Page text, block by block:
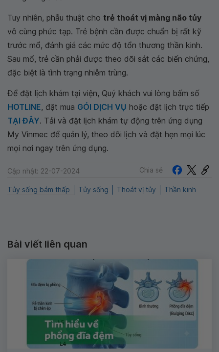
Tuy nhiên, phẫu thuật cho trẻ thoát vị màng não tủy
vô cùng phức tạp. Trẻ bệnh cần được chuẩn bị rất kỹ
trước mổ, đánh giá các mức độ tổn thương thần kinh.
Sau mổ, trẻ cần phải được theo dõi sát các biến chứng,
đặc biệt là tình trạng nhiễm trùng.
Để đặt lịch khám tại viện, Quý khách vui lòng bấm số
HOTLINE, đặt mua GÓI DỊCH VỤ hoặc đặt lịch trực tiếp
TẠI ĐÂY. Tải và đặt lịch khám tự động trên ứng dụng
My Vinmec để quản lý, theo dõi lịch và đặt hẹn mọi lúc
mọi nơi ngay trên ứng dụng.
Cập nhật: 22-07-2024 Chia sẻ
Tủy sống bám thấp Tủy sống Thoát vị tủy Thần kinh
Bài viết liên quan